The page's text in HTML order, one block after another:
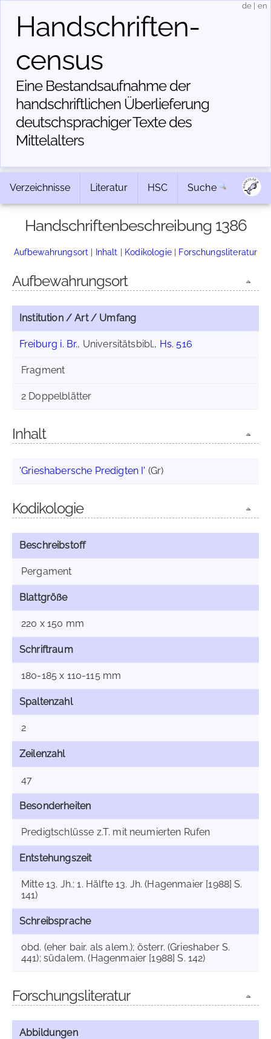
Handschriften­
census
Eine Bestandsaufnahme der
handschriftlichen Über­lieferung
deutschsprachiger Texte des
Mittelalters
de en
Verzeichnisse Literatur HSC Suche
Handschriftenbeschreibung 1386
Aufbewahrungsort | Inhalt | Kodikologie| Forschungsliteratur
Aufbewahrungsort
Institution / Art / Umfang
Freiburg i. Br., Universitätsbibl., Hs. 516
Fragment
2 Doppelblätter
Inhalt
'Grieshabersche Predigten I' (Gr)
Kodikologie
Beschreibstoff
Pergament
Blattgröße
220 x 150 mm
Schriftraum
180-185 x 110-115 mm
Spaltenzahl
2
Zeilenzahl
47
Besonderheiten
Predigtschlüsse z.T. mit neumierten Rufen
Entstehungszeit
Mitte 13. Jh.; 1. Hälfte 13. Jh. (Hagenmaier [1988] S.
141)
Schreibsprache
obd. (eher bair. als alem.); österr. (Grieshaber S.
441); südalem. (Hagenmaier [1988] S. 142)
Forschungsliteratur
Abbildungen